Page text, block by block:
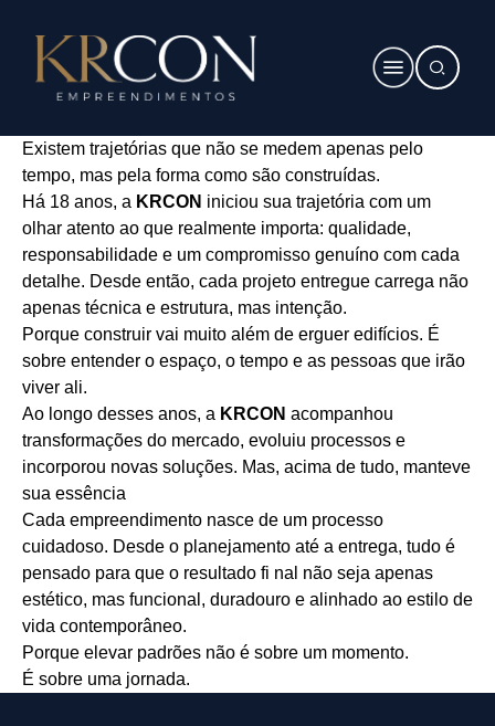
Existem trajetórias que não se medem apenas pelo
tempo, mas pela forma como são construídas.
Há 18 anos, a KRCON iniciou sua trajetória com um
olhar atento ao que realmente importa: qualidade,
responsabilidade e um compromisso genuíno com cada
detalhe. Desde então, cada projeto entregue carrega não
apenas técnica e estrutura, mas intenção.
Porque construir vai muito além de erguer edifícios. É
sobre entender o espaço, o tempo e as pessoas que irão
viver ali.
Ao longo desses anos, a KRCON acompanhou
transformações do mercado, evoluiu processos e
incorporou novas soluções. Mas, acima de tudo, manteve
sua essência
Cada empreendimento nasce de um processo
cuidadoso. Desde o planejamento até a entrega, tudo é
pensado para que o resultado fi nal não seja apenas
estético, mas funcional, duradouro e alinhado ao estilo de
vida contemporâneo.
Porque elevar padrões não é sobre um momento.
É sobre uma jornada.